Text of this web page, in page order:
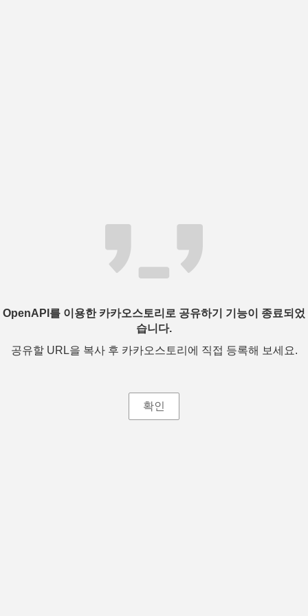
OpenAPI를 이용한 카카오스토리로 공유하기 기능이 종료되었
습니다.
공유할 URL을 복사 후 카카오스토리에 직접 등록해 보세요.
확인